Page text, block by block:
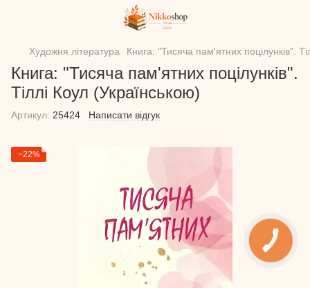
Художня література Книга: "Тисяча пам'ятних поцілунків".
Книга: "Тисяча пам'ятних поцілунків".
Тіллі Коул (Українською)
Артикул: 25424 Написати відгук
−22%